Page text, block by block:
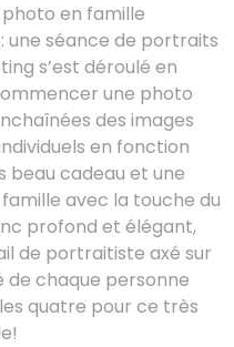
photo en famille
une séance de portraits
s’est déroulé en
une photo
des images
en fonction
beau cadeau et une
avec la touche du
profond et élégant,
de portraitiste axé sur
chaque personne
quatre pour ce très